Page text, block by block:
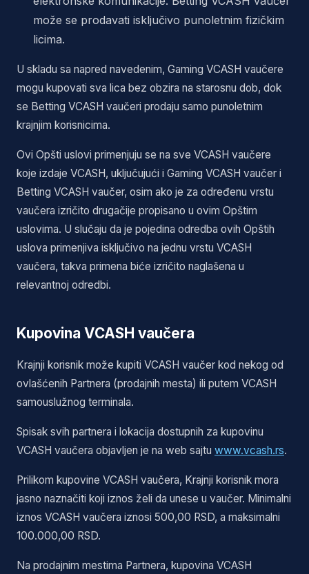
može se prodavati isključivo punoletnim fizičkim
licima.
U skladu sa napred navedenim, Gaming VCASH vaučere
mogu kupovati sva lica bez obzira na starosnu dob, dok
se Betting VCASH vaučeri prodaju samo punoletnim
krajnjim korisnicima.
Ovi Opšti uslovi primenjuju se na sve VCASH vaučere
koje izdaje VCASH, uključujući i Gaming VCASH vaučer i
Betting VCASH vaučer, osim ako je za određenu vrstu
vaučera izričito drugačije propisano u ovim Opštim
uslovima. U slučaju da je pojedina odredba ovih Opštih
uslova primenjiva isključivo na jednu vrstu VCASH
vaučera, takva primena biće izričito naglašena u
relevantnoj odredbi.
Kupovina VCASH vaučera
Krajnji korisnik može kupiti VCASH vaučer kod nekog od
ovlašćenih Partnera (prodajnih mesta) ili putem VCASH
samouslužnog terminala.
Spisak svih partnera i lokacija dostupnih za kupovinu
VCASH vaučera objavljen je na web sajtu www.vcash.rs.
Prilikom kupovine VCASH vaučera, Krajnji korisnik mora
jasno naznačiti koji iznos želi da unese u vaučer. Minimalni
iznos VCASH vaučera iznosi 500,00 RSD, a maksimalni
100.000,00 RSD.
Na prodajnim mestima Partnera, kupovina VCASH